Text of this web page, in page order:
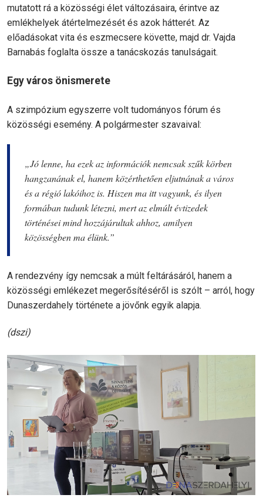
mutatott rá a közösségi élet változásaira, érintve az
emlékhelyek átértelmezését és azok hátterét. Az
előadásokat vita és eszmecsere követte, majd dr. Vajda
Barnabás foglalta össze a tanácskozás tanulságait.
Egy város önismerete
A szimpózium egyszerre volt tudományos fórum és
közösségi esemény. A polgármester szavaival:
„Jó lenne, ha ezek az információk nemcsak szűk körben
hangzanának el, hanem közérthetően eljutnának a város
és a régió lakóihoz is. Hiszen ma itt vagyunk, és ilyen
formában tudunk létezni, mert az elmúlt évtizedek
történései mind hozzájárultak ahhoz, amilyen
közösségben ma élünk.”
A rendezvény így nemcsak a múlt feltárásáról, hanem a
közösségi emlékezet megerősítéséről is szólt – arról, hogy
Dunaszerdahely története a jövőnk egyik alapja.
(dszi)